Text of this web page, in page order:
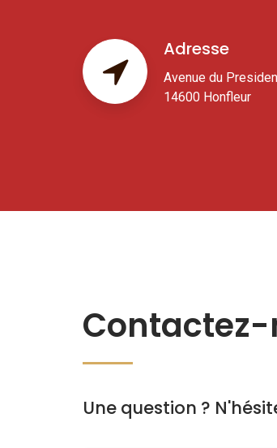
Adresse
Avenue du
14600 Honfleur
Une question ?